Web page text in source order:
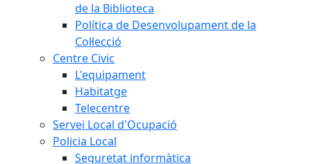
de la Biblioteca
Política de Desenvolupament de la
Col·lecció
Centre Civic
L'equipament
Habitatge
Telecentre
Servei Local d'Ocupació
Policia Local
Seguretat informàtica